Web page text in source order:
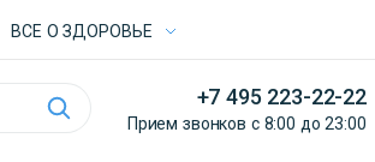
ВСE О ЗДОРОВЬЕ
+7 495 223-22-22
Прием звонков с 8:00 до 23:00